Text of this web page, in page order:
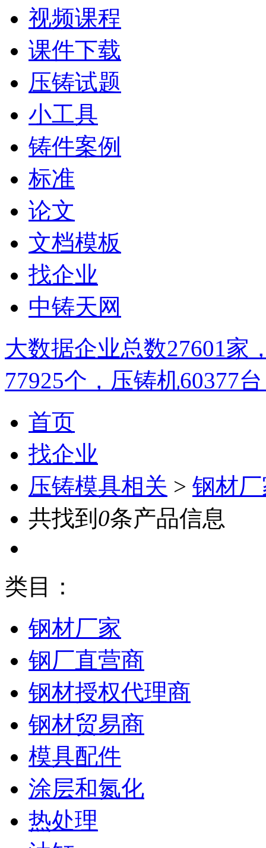
视频课程
课件下载
压铸试题
小工具
铸件案例
标准
论文
文档模板
找企业
中铸天网
大数据企业总数27601 家
77925个，压铸机60377
首页
找企业
压铸模具相关 > 钢材
共找到 0条产品信息
类目：
钢材厂家
钢厂直营商
钢材授权代理商
钢材贸易商
模具配件
涂层和氮化
热处理